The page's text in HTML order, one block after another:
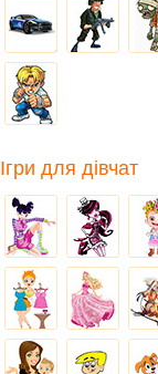
Ігри для дівчат